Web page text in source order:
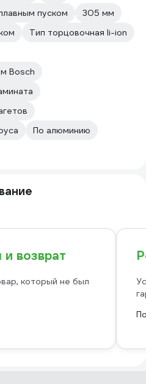
пуском
305 мм
Тип торцовочная li-ion
Bosch
По алюминию
возврат
который не был